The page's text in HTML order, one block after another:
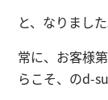
と、なりました
常に、お客様
らこそ、のd-